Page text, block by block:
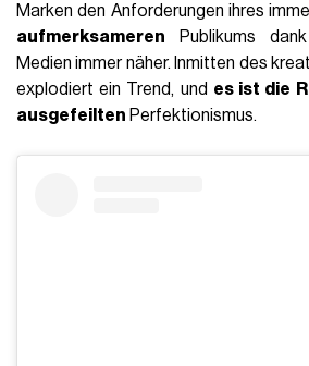
Marken den Anforderungen ihres
aufmerksameren Publikums
Medien immer näher. Inmitten des
explodiert ein Trend, und es ist die
ausgefeilten Perfektionismus.